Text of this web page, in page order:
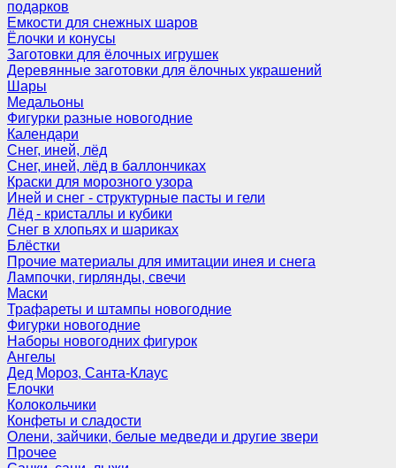
подарков
Емкости для снежных шаров
Ёлочки и конусы
Заготовки для ёлочных игрушек
Деревянные заготовки для ёлочных украшений
Шары
Медальоны
Фигурки разные новогодние
Календари
Снег, иней, лёд
Снег, иней, лёд в баллончиках
Краски для морозного узора
Иней и снег - структурные пасты и гели
Лёд - кристаллы и кубики
Снег в хлопьях и шариках
Блёстки
Прочие материалы для имитации инея и снега
Лампочки, гирлянды, свечи
Маски
Трафареты и штампы новогодние
Фигурки новогодние
Наборы новогодних фигурок
Ангелы
Дед Мороз, Санта-Клаус
Елочки
Колокольчики
Конфеты и сладости
Олени, зайчики, белые медведи и другие звери
Прочее